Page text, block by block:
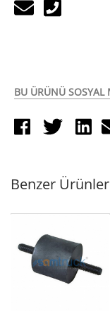
BU ÜRÜNÜ SOSYAL
Benzer Ürünler